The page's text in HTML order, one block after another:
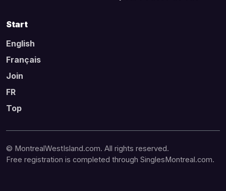
Start
English
Français
Join
FR
Top
© MontrealWestIsland.com. All rights reserved.
Free registration is completed through SinglesMontreal.com.